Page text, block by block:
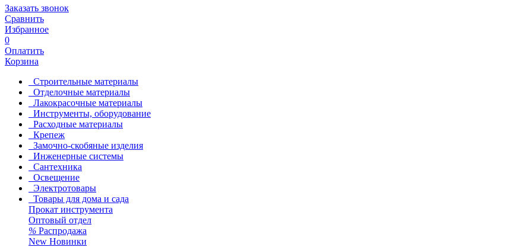
Заказать звонок
Сравнить
Избранное
0
Оплатить
Корзина
Строительные материалы
Отделочные материалы
Лакокрасочные материалы
Инструменты, оборудование
Расходные материалы
Крепеж
Замочно-скобяные изделия
Инженерные системы
Сантехника
Освещение
Электротовары
Товары для дома и сада
Прокат инструмента
Оптовый отдел
% Распродажа
New Новинки